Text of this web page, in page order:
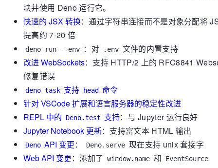
块并使用 Deno 运行它。
快速的 JSX 转换：通过字符串连接而不是对象分配将
提高约 7-20 倍
deno run --env ：对 .env 文件的内置支持
改进 WebSockets：支持 HTTP/2 上的 RFC8841
修复错误
deno task 支持 head 命令
针对 VSCode 扩展和语言服务器的稳定性改进
REPL 中的
Deno.test 支持：与 Jupyter 运行良好
Jupyter Notebook 更新：支持富文本 HTML 输出
Deno API 变更： Deno.serve 现在支持 unix 套接字
Web API 变更：添加了 window.name 和 EventSource